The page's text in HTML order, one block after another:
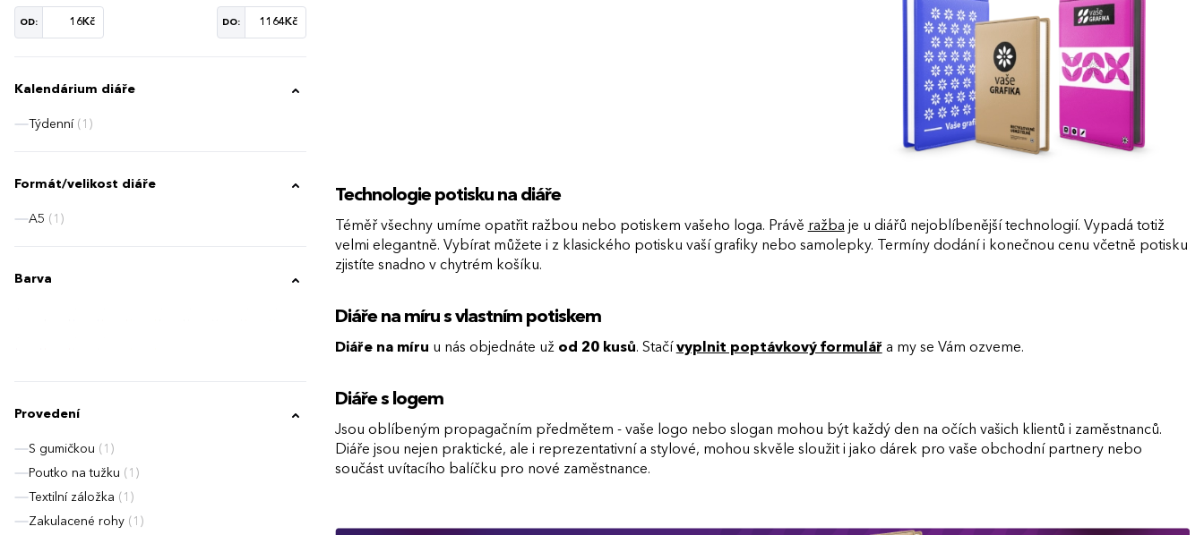
OD: DO:
Kalendárium diáře
Týdenní(1)
Formát/velikost diáře
A5 (1)
Barva
Provedení
S gumičkou (1)
Poutko na tužku (1)
Textilní záložka (1)
Zakulacené rohy (1)
Technologie potisku na diáře
Téměř všechny umíme opatřit ražbou nebo potiskem vašeho loga. Právě ražba je u diářů nejoblíbenější technologií. Vypadá totiž
velmi elegantně. Vybírat můžete i z klasického potisku vaší grafiky nebo samolepky. Termíny dodání i konečnou cenu včetně potisku
zjistíte snadno v chytrém košíku.
Diáře na míru s vlastním potiskem
Diáře na míru u nás objednáte už od 20 kusů. Stačí vyplnit poptávkový formulář a my se Vám ozveme.
Diáře s logem
Jsou oblíbeným propagačním předmětem - vaše logo nebo slogan mohou být každý den na očích vašich klientů i zaměstnanců.
Diáře jsou nejen praktické, ale i reprezentativní a stylové, mohou skvěle sloužit i jako dárek pro vaše obchodní partnery nebo
součást uvítacího balíčku pro nové zaměstnance.